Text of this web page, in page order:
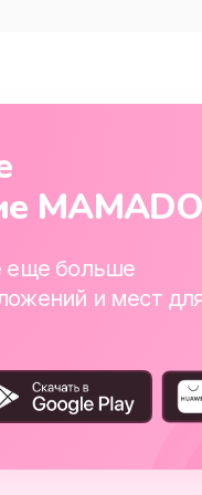
еще больше
и мест